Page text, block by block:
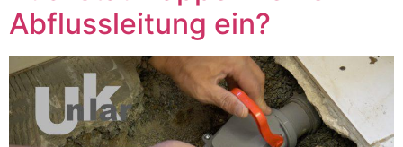
Abflussleitung ein?